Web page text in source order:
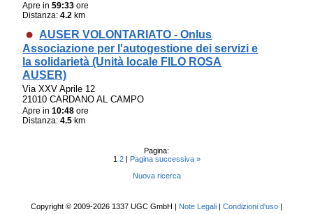
Apre in59:33 ore
Distanza:4.2 km
AUSER VOLONTARIATO - Onlus
Associazione per l'autogestione dei servizi e
la solidarietà (Unità locale FILO ROSA
AUSER)
Via XXV Aprile 12
21010 CARDANO AL CAMPO
Apre in10:48 ore
Distanza:4.5 km
Pagina:
1 2 | Pagina successiva »
Nuova ricerca
Copyright © 2009-2026 1337 UGC GmbH | Note Legali| Condizioni d'uso|